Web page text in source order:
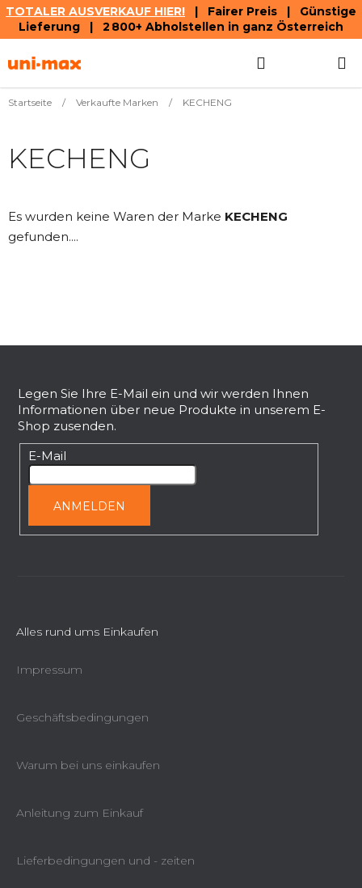
TOTALER AUSVERKAUF HIER! | Fairer Preis | Günstige
Lieferung | 2 800+ Abholstellen in ganz Österreich
Inhalt
Startseite / Verkaufte Marken / KECHENG
KECHENG
Es wurden keine Waren der Marke KECHENG
gefunden....
Legen Sie Ihre E-Mail ein und wir werden Ihnen
Informationen über neue Produkte in unserem E-
Shop zusenden.
E-Mail
ANMELDEN
Alles rund ums Einkaufen
Impressum
Geschäftsbedingungen
Warum bei uns einkaufen
Anleitung zum Einkauf
Lieferbedingungen und - zeiten